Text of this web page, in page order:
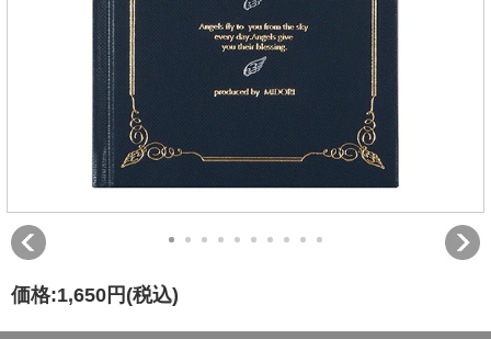
価格:1,650円 (税込)